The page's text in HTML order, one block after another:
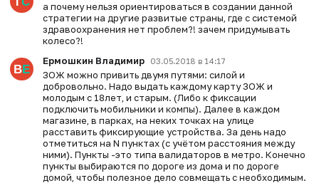
а почему нельзя ориентироваться в создании данной
стратегии на другие развитые страны, где с системой
здравоохранения нет проблем?! зачем придумывать
колесо?!
Ермошкин Владимир
03.05.2018 в 14:17
ЗОЖ можно привить двумя путями: силой и
добровольно. Надо выдать каждому карту ЗОЖ и
молодым с 18лет, и старым. (Либо к фиксации
подключить мобильники и компы). Далее в каждом
магазине, в парках, на неких точках на улице
расставить фиксирующие устройства. За день надо
отметиться на N пунктах (с учётом расстояния между
ними). Пункты -это типа валидаторов в метро. Конечно
пункты выбираются по дороге из дома и по дороге
домой, чтобы полезное дело совмещать с необходимым.